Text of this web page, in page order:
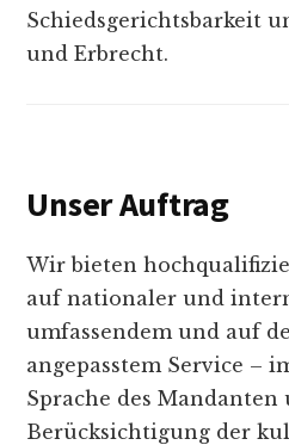
Schiedsgerichtsbarkeit
und Erbrecht.
Unser Auftrag
Wir bieten
auf nationaler und
umfassendem und auf
angepasstem Service –
Sprache des
Berücksichtigung der